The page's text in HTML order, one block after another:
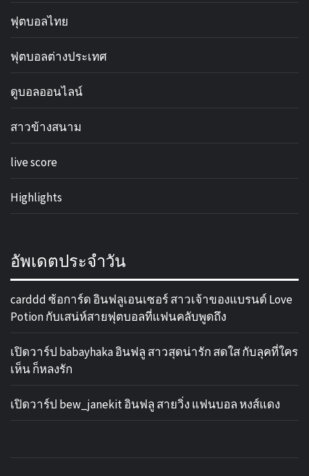
ฟุตบอลไทย
ฟุตบอลต่างประเทศ
ดูบอลออนไลน์
สาวข้างสนาม
live score
Highlights
อัพเดตประจำวัน
carddd ซ้อการ์ด อินฟลูเอนเซอร์ สาวเจ้าของแบรนด์ Love
Potion กับเสน่ห์สายฟุตบอลที่แฟนคลับพูดถึง
เปิดวาร์ป babayhaka อินฟลู สาวสุดน่ารัก สดใส กับลุคที่ใคร
เห็น ก็หลงรัก
เปิดวาร์ป bew_janekit อินฟลู สายวิ่ง แฟนบอล หงส์แดง